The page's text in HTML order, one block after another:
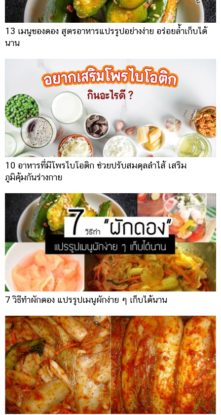
13 เมนูของดอง สูตรอาหารแปรรูปอย่างง่าย อร่อยล้ำเก็บได้
นาน
10 อาหารที่มีโพรไบโอติก ช่วยปรับสมดุลลำไส้ เสริม
ภูมิคุ้มกันร่างกาย
7 วิธีทำผักดอง แปรรูปเมนูผักง่าย ๆ เก็บได้นาน